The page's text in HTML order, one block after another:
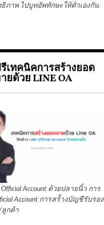
ภาพ ไปบูทอัพทักษะให้ตัวเองกัน
เทคนิคการสร้างยอด
ยด้วย LINE OA
Official Account ด้วยปลายนิ้ว การ
Account การสร้้างบัญชีรับรอง
ลูกค้า